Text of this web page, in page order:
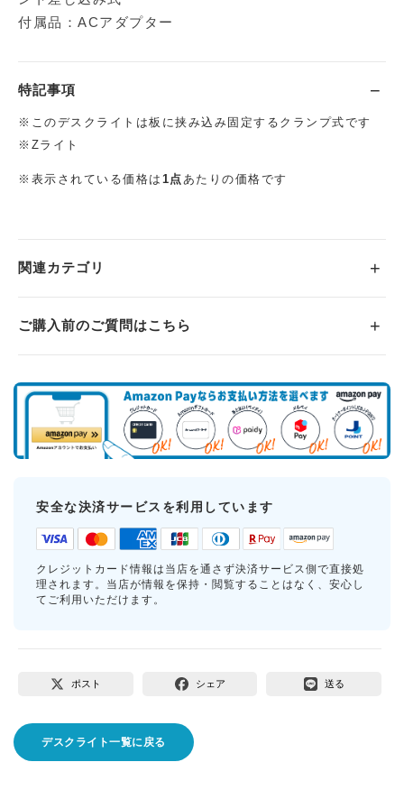
付属品：ACアダプター
特記事項
※このデスクライトは板に挟み込み固定するクランプ式です
※Zライト
※表示されている価格は 1点あたりの価格です
関連カテゴリ
ご購入前のご質問はこちら
安全な決済サービスを利用しています
クレジットカード情報は当店を通さず決済サービス側で直接処
理されます。当店が情報を保持・閲覧することはなく、安心し
てご利用いただけます。
ポスト シェア 送る
デスクライト一覧に戻る